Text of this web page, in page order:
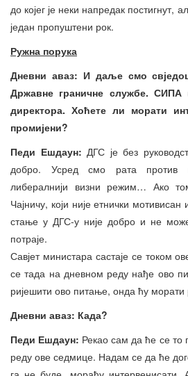
до којег је неки напредак постигнут,
један пропуштени рок.
Ружна порука
Дневни аваз: И даље смо
Државне граничне службе. СИПА
директора. Хоћете ли морати
промијени?
Педи Ешдаун: ДГС је без
добро. Усред смо рата против
либералнији визни режим… Ако
Чајничу, који није етнички
стање у ДГС-у није добро и не
потраје.
Савјет министара састаје се током
се тада на дневном реду нађе ово
ријешити ово питање, онда ћу морати
Дневни аваз: Када?
Педи Ешдаун: Рекао сам да ће се
реду ове седмице. Надам се да ће